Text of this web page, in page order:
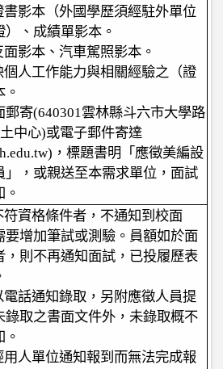
書影本（外國學歷須經駐外單位
）、成績單影本。
影本、汽車駕照影本。
個人工作能力與相關經驗之（證
郵寄(640301雲林縣斗六市大學路
中心)或電子郵件寄達
，標題書明「應徵美編設
」，或親送至本需求單位，面試
符資格條件者，不通知到校面
要增加筆試或測驗。員額如於面
，則不再通知面試，已投履歷表
電話通知錄取，另附應徵人員提
錄取之書面文件外，未錄取概不
人單位通知報到而無法完成報